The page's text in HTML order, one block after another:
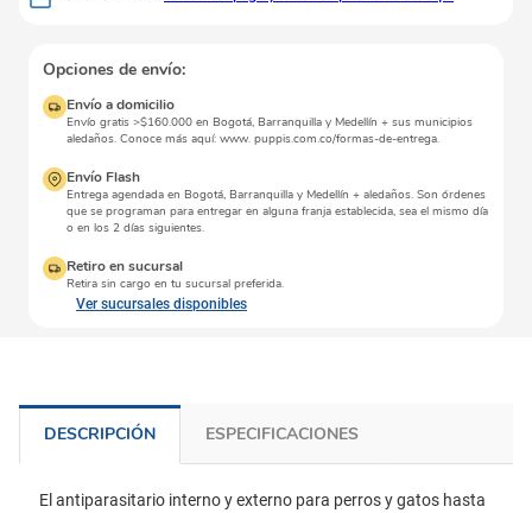
Opciones de envío:
Envío a domicilio
Envío gratis >$160.000 en Bogotá, Barranquilla y Medellín + sus municipios
aledaños. Conoce más aquí: www. puppis.com.co/formas-de-entrega.
Envío Flash
Entrega agendada en Bogotá, Barranquilla y Medellín + aledaños. Son órdenes
que se programan para entregar en alguna franja establecida, sea el mismo día
o en los 2 días siguientes.
Retiro en sucursal
Retira sin cargo en tu sucursal preferida.
Ver sucursales disponibles
DESCRIPCIÓN ESPECIFICACIONES
El antiparasitario interno y externo para perros y gatos hasta